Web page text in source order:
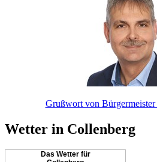
Grußwort von
Wetter in Collenberg
Das Wetter für